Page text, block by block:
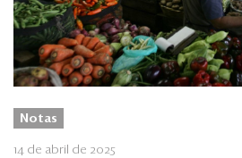
Notas
14 de abril de 2025